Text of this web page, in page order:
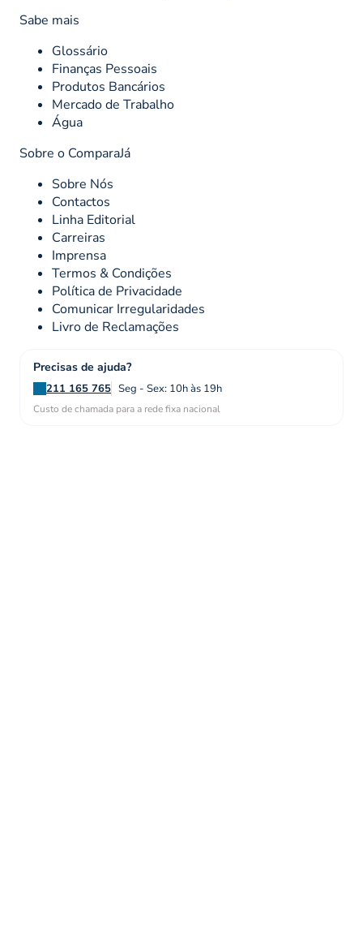
Sabe mais
Glossário
Finanças Pessoais
Produtos Bancários
Mercado de Trabalho
Água
Sobre o ComparaJá
Sobre Nós
Contactos
Linha Editorial
Carreiras
Imprensa
Termos & Condições
Política de Privacidade
Comunicar Irregularidades
Livro de Reclamações
Precisas de ajuda?
211 165 765 Seg - Sex: 10h às 19h
Custo de chamada para a rede fixa nacional